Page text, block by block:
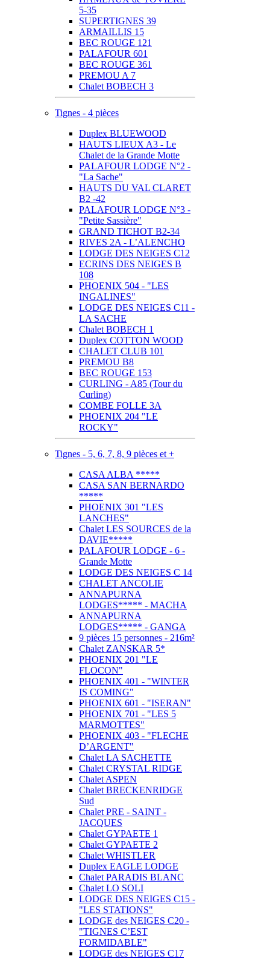
5-35
SUPERTIGNES 39
ARMAILLIS 15
BEC ROUGE 121
PALAFOUR 601
BEC ROUGE 361
PREMOU A 7
Chalet BOBECH 3
Tignes - 4 pièces
Duplex BLUEWOOD
HAUTS LIEUX A3 - Le
Chalet de la Grande Motte
PALAFOUR LODGE N°2 -
"La Sache"
HAUTS DU VAL CLARET
B2 -42
PALAFOUR LODGE N°3 -
"Petite Sassière"
GRAND TICHOT B2-34
RIVES 2A - L’ALENCHO
LODGE DES NEIGES C12
ECRINS DES NEIGES B
108
PHOENIX 504 - "LES
INGALINES"
LODGE DES NEIGES C11 -
LA SACHE
Chalet BOBECH 1
Duplex COTTON WOOD
CHALET CLUB 101
PREMOU B8
BEC ROUGE 153
CURLING - A85 (Tour du
Curling)
COMBE FOLLE 3A
PHOENIX 204 "LE
ROCKY"
Tignes - 5, 6, 7, 8, 9 pièces et +
CASA ALBA *****
CASA SAN BERNARDO
*****
PHOENIX 301 "LES
LANCHES"
Chalet LES SOURCES de la
DAVIE*****
PALAFOUR LODGE - 6 -
Grande Motte
LODGE DES NEIGES C 14
CHALET ANCOLIE
ANNAPURNA
LODGES***** - MACHA
ANNAPURNA
LODGES***** - GANGA
9 pièces 15 personnes - 216m²
Chalet ZANSKAR 5*
PHOENIX 201 "LE
FLOCON"
PHOENIX 401 - "WINTER
IS COMING"
PHOENIX 601 - "ISERAN"
PHOENIX 701 - "LES 5
MARMOTTES"
PHOENIX 403 - "FLECHE
D’ARGENT"
Chalet LA SACHETTE
Chalet CRYSTAL RIDGE
Chalet ASPEN
Chalet BRECKENRIDGE
Sud
Chalet PRE - SAINT -
JACQUES
Chalet GYPAETE 1
Chalet GYPAETE 2
Chalet WHISTLER
Duplex EAGLE LODGE
Chalet PARADIS BLANC
Chalet LO SOLI
LODGE DES NEIGES C15 -
"LES STATIONS"
LODGE des NEIGES C20 -
"TIGNES C’EST
FORMIDABLE"
LODGE des NEIGES C17